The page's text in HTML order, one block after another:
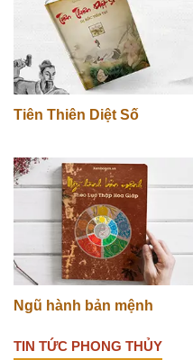
Tiên Thiên Diệt Số
Ngũ hành bản mệnh
TIN TỨC PHONG THỦY